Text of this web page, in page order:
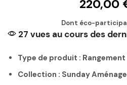
220,00
Dont éco-
27 vues au cours des
Type de produit : Rangement
Collection : Sunday